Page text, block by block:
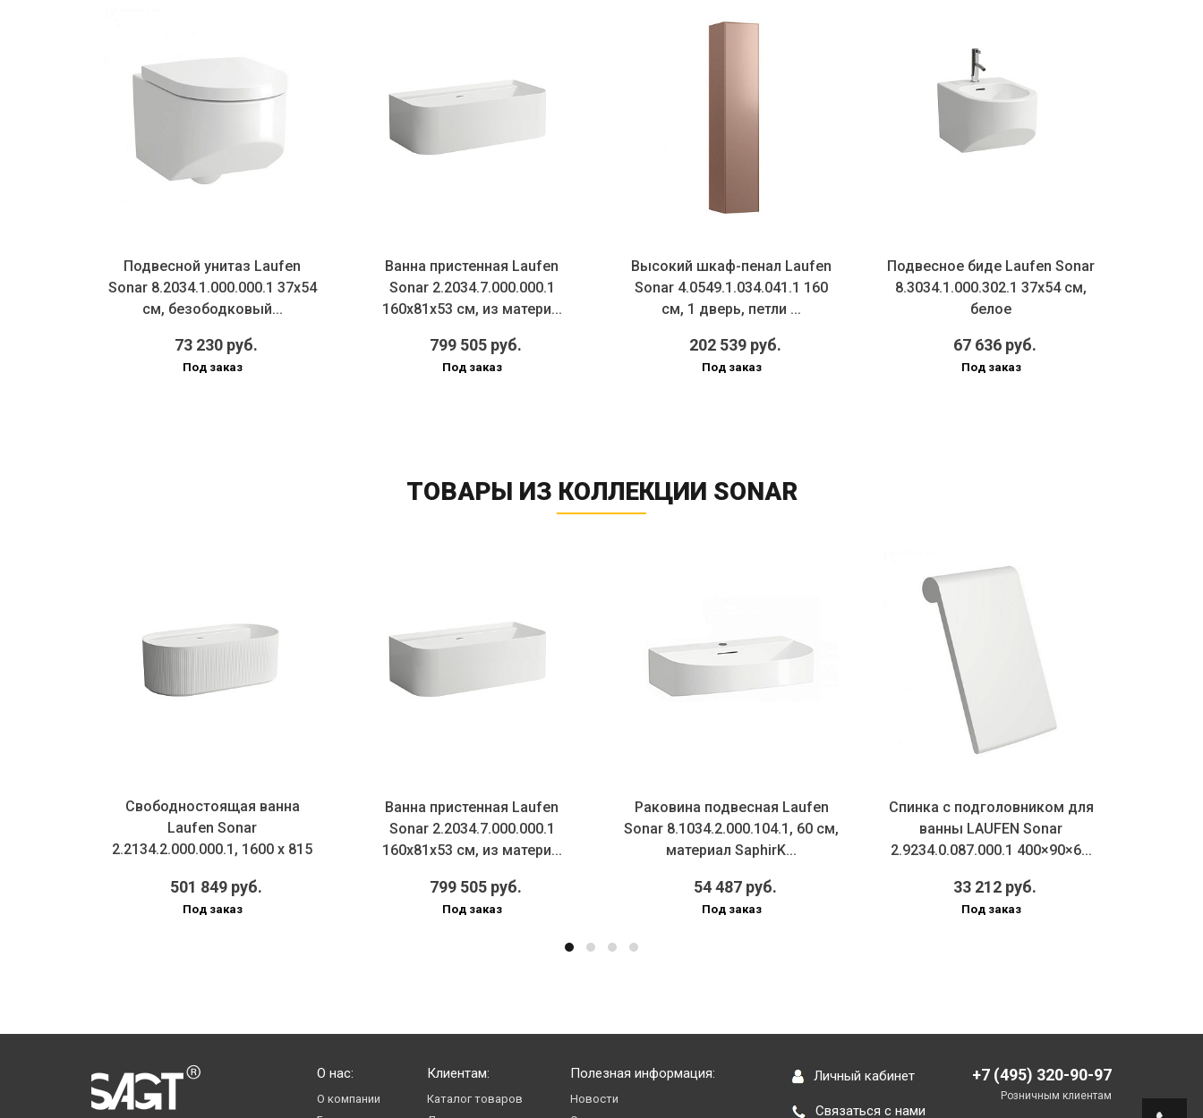
Подвесной унитаз Laufen
Sonar 8.2034.1.000.000.1 37х54
см, безободковый...
73 230 руб.
Под заказ
Ванна пристенная Laufen
Sonar 2.2034.7.000.000.1
160х81х53 см, из матери...
799 505 руб.
Под заказ
Высокий шкаф-пенал Laufen
Sonar 4.0549.1.034.041.1 160
см, 1 дверь, петли ...
202 539 руб.
Под заказ
Подвесное биде Laufen Sonar
8.3034.1.000.302.1 37х54 см,
белое
67 636 руб.
Под заказ
ТОВАРЫ ИЗ КОЛЛЕКЦИИ SONAR
Свободностоящая ванна
Laufen Sonar
2.2134.2.000.000.1, 1600 x 815
501 849 руб.
Под заказ
Ванна пристенная Laufen
Sonar 2.2034.7.000.000.1
160х81х53 см, из матери...
799 505 руб.
Под заказ
Раковина подвесная Laufen
Sonar 8.1034.2.000.104.1, 60 см,
материал SaphirK...
54 487 руб.
Под заказ
Спинка с подголовником для
ванны LAUFEN Sonar
2.9234.0.087.000.1 400×90×6...
33 212 руб.
Под заказ
О нас:
О компании
Клиентам:
Каталог товаров
Полезная информация:
Новости
Личный кабинет
Связаться с нами
+7 (495) 320-90-97
Розничным клиентам